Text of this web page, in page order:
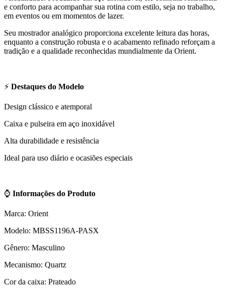
e conforto para acompanhar sua rotina com estilo, seja no trabalho,
em eventos ou em momentos de lazer.
Seu mostrador analógico proporciona excelente leitura das horas,
enquanto a construção robusta e o acabamento refinado reforçam a
tradição e a qualidade reconhecidas mundialmente da Orient.
⚡ Destaques do Modelo
Design clássico e atemporal
Caixa e pulseira em aço inoxidável
Alta durabilidade e resistência
Ideal para uso diário e ocasiões especiais
⌚ Informações do Produto
Marca: Orient
Modelo: MBSS1196A-PASX
Gênero: Masculino
Mecanismo: Quartz
Cor da caixa: Prateado